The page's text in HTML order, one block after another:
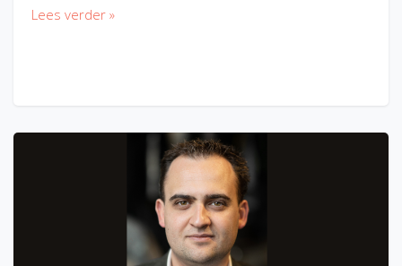
Lees verder »